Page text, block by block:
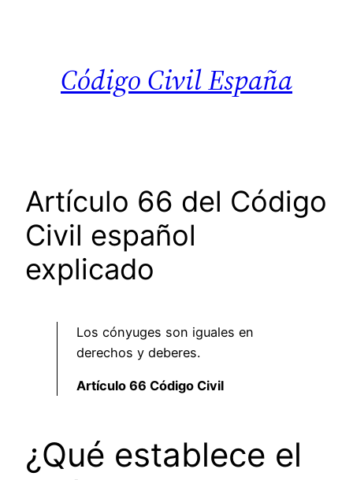
Código Civil España
Artículo 66 del Código
Civil español
explicado
Los cónyuges son iguales en
derechos y deberes.
Artículo 66 Código Civil
¿Qué establece el